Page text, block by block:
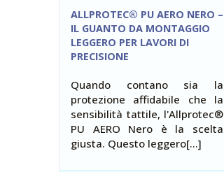
ALLPROTEC® PU AERO NERO –
IL GUANTO DA MONTAGGIO
LEGGERO PER LAVORI DI
PRECISIONE
Quando contano sia la
protezione affidabile che la
sensibilità tattile, l'Allprotec®
PU AERO Nero è la scelta
giusta. Questo leggero[…]